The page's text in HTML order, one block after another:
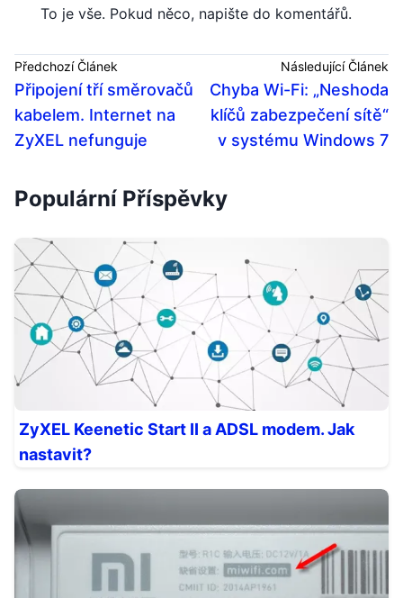
To je vše. Pokud něco, napište do komentářů.
Předchozí Článek
Připojení tří směrovačů
kabelem. Internet na
ZyXEL nefunguje
Následující Článek
Chyba Wi-Fi: „Neshoda
klíčů zabezpečení sítě“
v systému Windows 7
Populární Příspěvky
ZyXEL Keenetic Start II a ADSL modem. Jak
nastavit?